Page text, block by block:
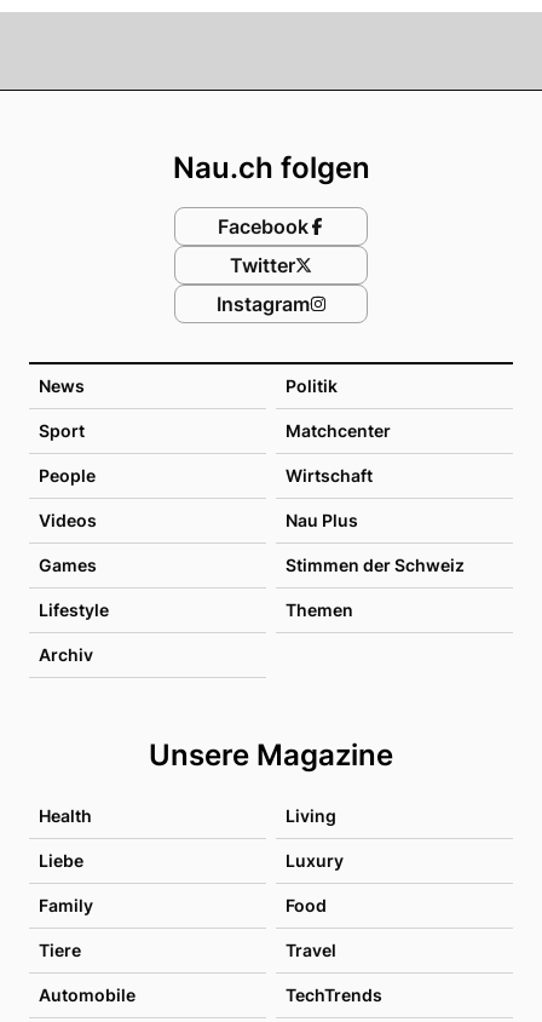
News Politik
Sport Matchcenter
People Wirtschaft
Videos Nau Plus
Games Stimmen der Schweiz
Lifestyle Themen
Archiv
Unsere Magazine
Health Living
Liebe Luxury
Family Food
Tiere Travel
Automobile TechTrends
Nau.ch folgen
Facebook
Twitter
Instagram